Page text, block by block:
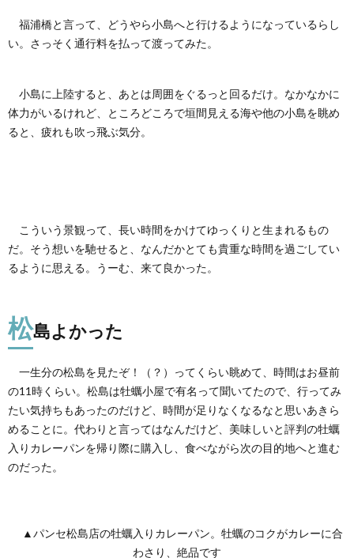
福浦橋と言って、どうやら小島へと行けるようになっているらし
い。さっそく通行料を払って渡ってみた。
小島に上陸すると、あとは周囲をぐるっと回るだけ。なかなかに
体力がいるけれど、ところどころで垣間見える海や他の小島を眺め
ると、疲れも吹っ飛ぶ気分。
こういう景観って、長い時間をかけてゆっくりと生まれるもの
だ。そう想いを馳せると、なんだかとても貴重な時間を過ごしてい
るように思える。うーむ、来て良かった。
松島よかった
一生分の松島を見たぞ！（？）ってくらい眺めて、時間はお昼前
の11時くらい。松島は牡蠣小屋で有名って聞いてたので、行ってみ
たい気持ちもあったのだけど、時間が足りなくなるなと思いあきら
めることに。代わりと言ってはなんだけど、美味しいと評判の牡蠣
入りカレーパンを帰り際に購入し、食べながら次の目的地へと進む
のだった。
▲パンセ松島店の牡蠣入りカレーパン。牡蠣のコクがカレーに合
わさり、絶品です